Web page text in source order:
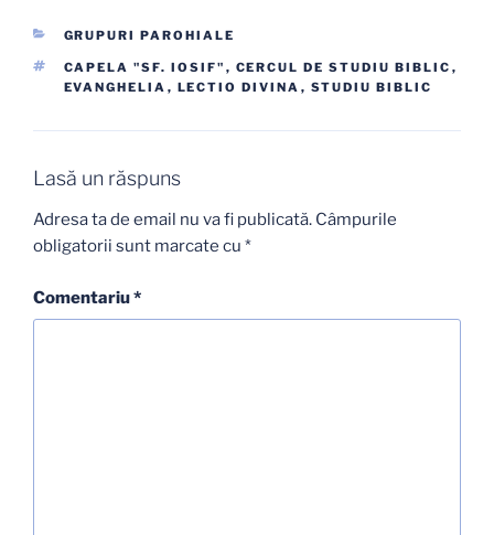
CATEGORII
GRUPURI PAROHIALE
ETICHETE
CAPELA "SF. IOSIF" , CERCUL DE STUDIU BIBLIC ,
EVANGHELIA , LECTIO DIVINA , STUDIU BIBLIC
Lasă un răspuns
Adresa ta de email nu va fi publicată. Câmpurile
obligatorii sunt marcate cu *
Comentariu*